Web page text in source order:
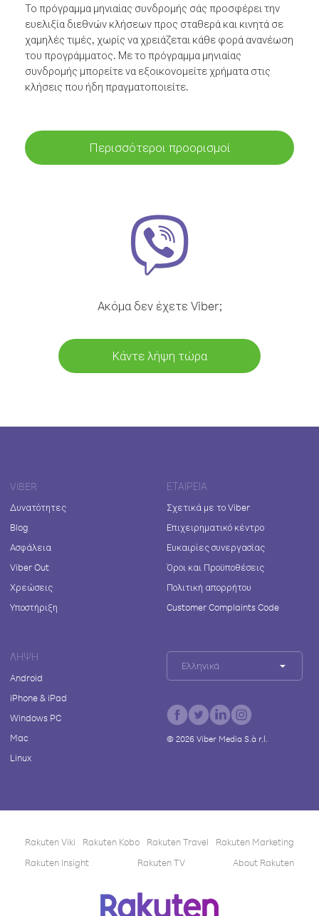
Το πρόγραμμα μηνιαίας συνδρομής σάς προσφέρει την
ευελιξία διεθνών κλήσεων προς σταθερά και κινητά σε
χαμηλές τιμές, χωρίς να χρειάζεται κάθε φορά ανανέωση
του προγράμματος. Με το πρόγραμμα μηνιαίας
συνδρομής μπορείτε να εξοικονομείτε χρήματα στις
κλήσεις που ήδη πραγματοποιείτε.
Περισσότεροι προορισμοί
Ακόμα δεν έχετε Viber;
Κάντε λήψη τώρα
VIBER
Δυνατότητες
Blog
Ασφάλεια
Viber Out
Χρεώσεις
Υποστήριξη
ΕΤΑΙΡΕΊΑ
Σχετικά με το Viber
Επιχειρηματικό κέντρο
Ευκαιρίες συνεργασίας
Όροι και Προϋποθέσεις
Πολιτική απορρήτου
Customer Complaints Code
ΛΉΨΗ
Android
iPhone & iPad
Windows PC
Mac
Linux
Ελληνικά
© 2026Viber Media S.à r.l.
Rakuten Viki Rakuten Kobo Rakuten Travel
Rakuten Marketing
Rakuten Insight
Rakuten TV About Rakuten